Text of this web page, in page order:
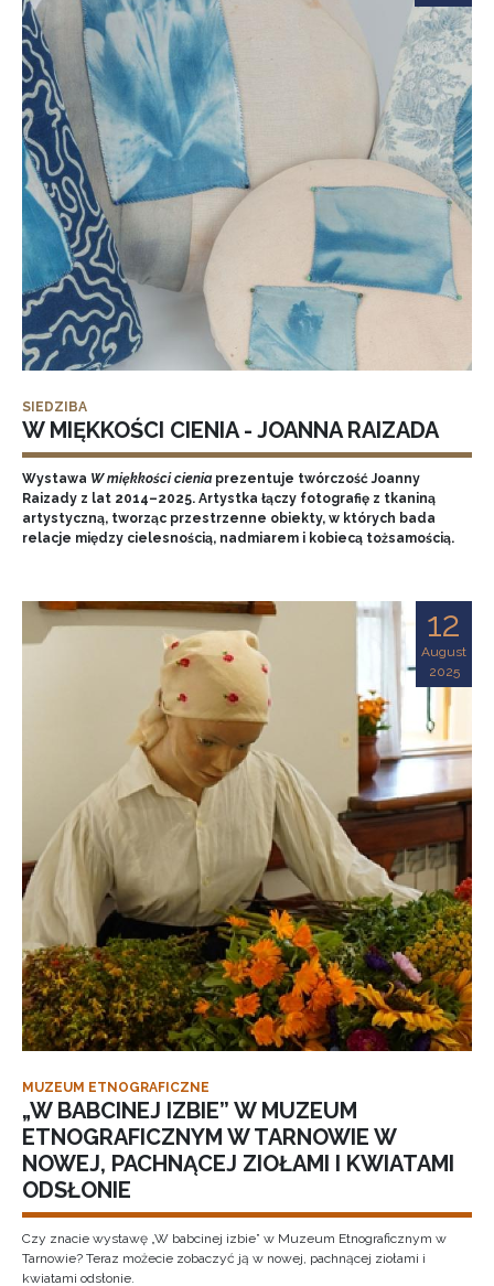
SIEDZIBA
W MIĘKKOŚCI CIENIA - JOANNA RAIZADA
Wystawa W miękkości cieniaprezentuje twórczość Joanny
Raizady z lat 2014–2025. Artystka łączy fotografię z tkaniną
artystyczną, tworząc przestrzenne obiekty, w których bada
relacje między cielesnością, nadmiarem i kobiecą tożsamością.
12
August
2025
MUZEUM ETNOGRAFICZNE
„W BABCINEJ IZBIE” W MUZEUM
ETNOGRAFICZNYM W TARNOWIE W
NOWEJ, PACHNĄCEJ ZIOŁAMI I KWIATAMI
ODSŁONIE
Czy znacie wystawę „W babcinej izbie” w Muzeum Etnograficznym w
Tarnowie? Teraz możecie zobaczyć ją w nowej, pachnącej ziołami i
kwiatami odsłonie.